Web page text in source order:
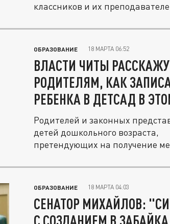
классников и их
ОБРАЗОВАНИЕ 18 МАРТА 06:52
ВЛАСТИ ЧИТЫ
РОДИТЕЛЯМ, КАК
РЕБЕНКА В ДЕТСАД В
Родителей и законных
детей дошкольного возраста,
претендующих на получение
ОБРАЗОВАНИЕ 18 МАРТА 04:03
СЕНАТОР МИХАЙЛОВ:
С СОЗДАНИЕМ В